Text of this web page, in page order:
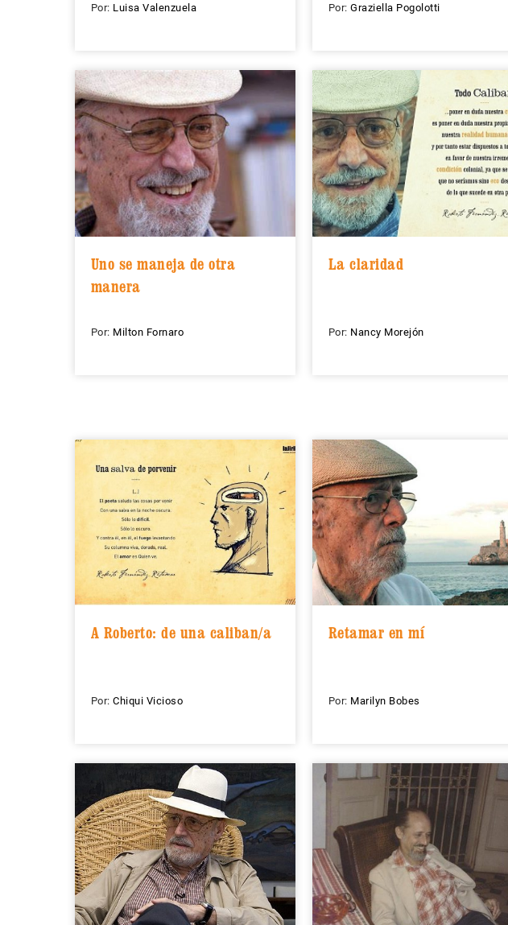
Por: Luisa Valenzuela Por: Graziella Pogolotti
Uno se maneja de otra
manera
Por: Milton Fornaro
La claridad
Por: Nancy Morejón
A Roberto: de una caliban/a
Por: Chiqui Vicioso
Retamar en mí
Por: Marilyn Bobes